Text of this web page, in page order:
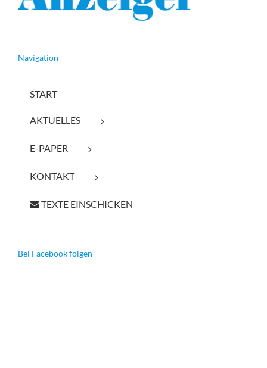
Navigation
START
AKTUELLES
E-PAPER
KONTAKT
TEXTE EINSCHICKEN
Bei Facebook folgen